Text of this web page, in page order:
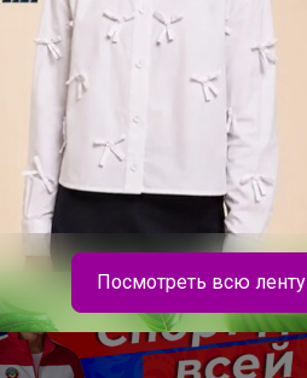
Посмотреть всю ленту